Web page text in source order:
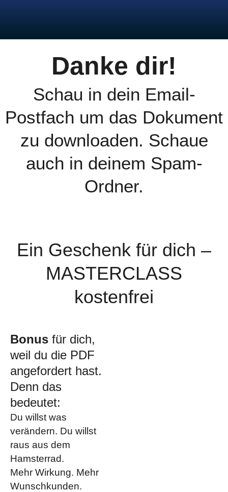
Danke dir!
Schau in dein Email-
Postfach um das Dokument
zu downloaden. Schaue
auch in deinem Spam-
Ordner.
Ein Geschenk für dich –
MASTERCLASS
kostenfrei
Bonus für dich,
weil du die PDF
angefordert hast.
Denn das
bedeutet:
Du willst was
verändern. Du willst
raus aus dem
Hamsterrad.
Mehr Wirkung. Mehr
Wunschkunden.